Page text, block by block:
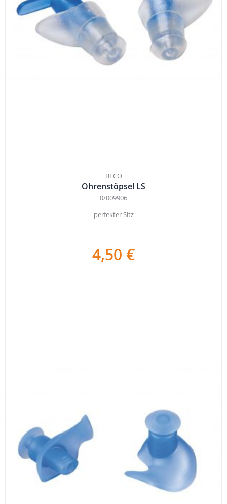
BECO
Ohrenstöpsel LS
0/009906
perfekter Sitz
4,50 €